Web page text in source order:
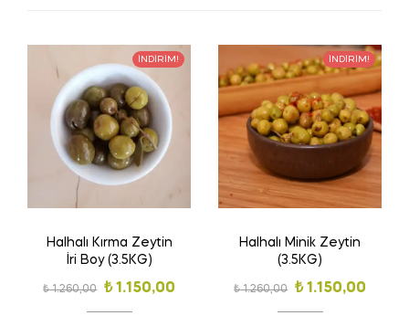
İNDIRIM!
Halhalı Kırma Zeytin
İri Boy (3.5KG)
₺1.260,00 ₺1.150,00
İNDIRIM!
Halhalı Minik Zeytin
(3.5KG)
₺1.260,00 ₺1.150,00